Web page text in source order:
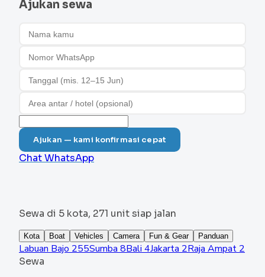
Ajukan sewa
Ajukan — kami konfirmasi cepat
Chat WhatsApp
Sewa di 5 kota, 271 unit siap jalan
Kota Boat Vehicles Camera Fun & Gear Panduan
Labuan Bajo 255Sumba 8Bali 4Jakarta 2Raja Ampat 2
Sewa